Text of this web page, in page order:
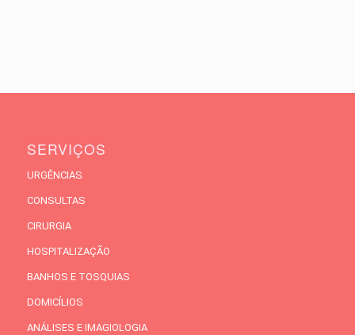
SERVIÇOS
URGÊNCIAS
CONSULTAS
CIRURGIA
HOSPITALIZAÇÃO
BANHOS E TOSQUIAS
DOMICÍLIOS
ANÁLISES E IMAGIOLOGIA